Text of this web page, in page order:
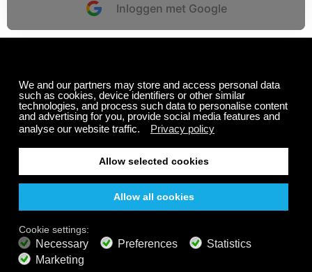
Inloggen met Google